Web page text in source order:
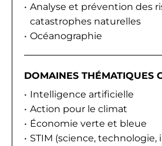
Analyse et prévention des
catastrophes naturelles
Océanographie
DOMAINES THÉMATIQUES
Intelligence artificielle
Action pour le climat
Économie verte et bleue
STIM (science, technologie,